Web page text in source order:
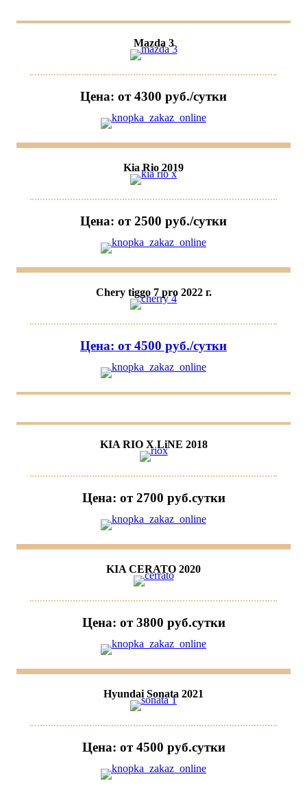
Mazda 3
Цена: от 4300 руб./сутки
Kia Rio 2019
Цена: от 2500 руб./сутки
Chery tiggo 7 pro 2022 г.
Цена: от 4500 руб./сутки
KIA RIO X LiNE 2018
Цена: от 2700 руб.cутки
KIA CERATO 2020
Цена: от 3800 руб.cутки
Hyundai Sonata 2021
Цена: от 4500 руб.cутки